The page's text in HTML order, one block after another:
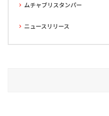
ムチャブリスタンパー
ニュースリリース